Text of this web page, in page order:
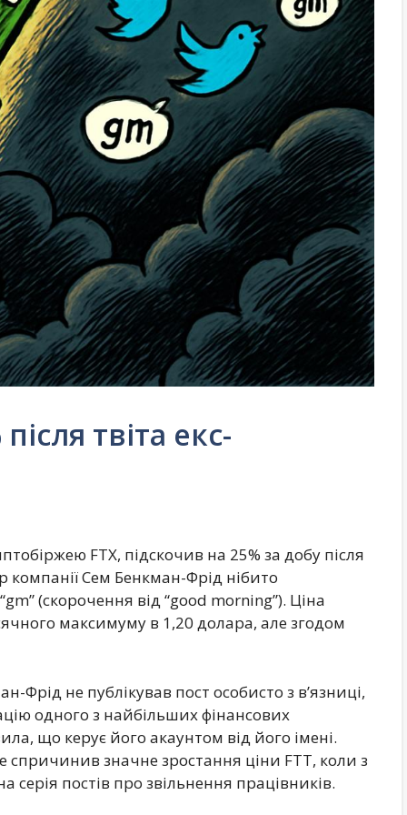
твіта екс-
FTX, підскочив на 25% за добу після
Сем Бенкман-Фрід нібито
(скорочення від “good morning”). Ціна
максимуму в 1,20 долара, але згодом
Фрід не публікував пост особисто з в’язниці,
одного з найбільших фінансових
що керує його акаунтом від його імені.
значне зростання ціни FTT, коли з
постів про звільнення працівників.